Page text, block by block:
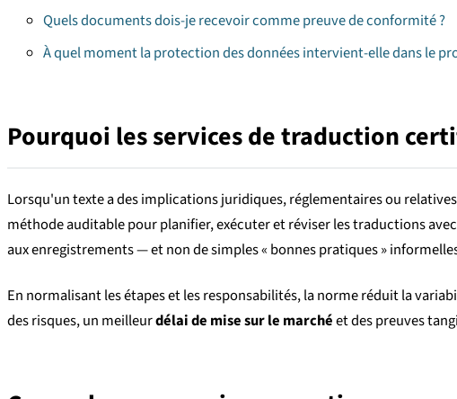
Quels documents dois-je recevoir comme preuve de conformité ?
À quel moment la protection des données intervient-elle dans le
Pourquoi les services de traduction
Lorsqu'un texte a des implications juridiques, réglementaires ou
méthode auditable pour planifier, exécuter et réviser les traductions
aux enregistrements — et non de simples « bonnes pratiques »
En normalisant les étapes et les responsabilités, la norme réduit la
des risques, un meilleurdélai de mise sur le marchéet des preuves